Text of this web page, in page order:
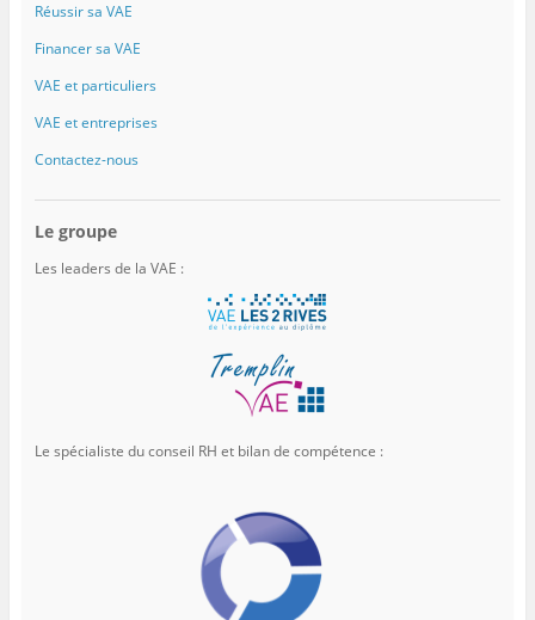
Réussir sa VAE
Financer sa VAE
VAE et particuliers
VAE et entreprises
Contactez-nous
Le groupe
Les leaders de la VAE :
Le spécialiste du conseil RH et bilan de compétence :